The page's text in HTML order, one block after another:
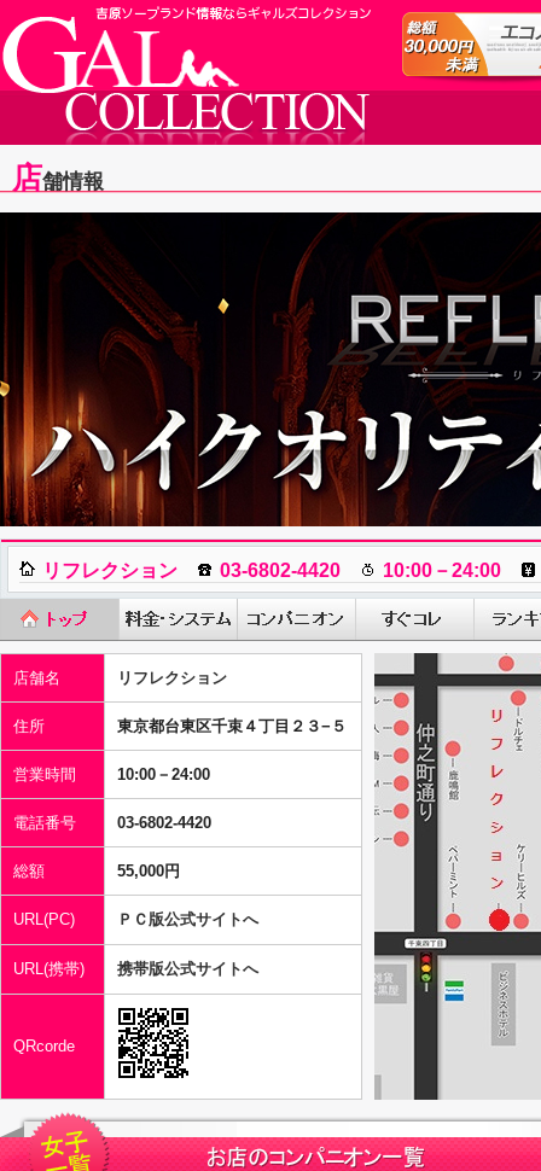
店舗情報
リフレクション 03-6802-4420 10:00－24:00
店舗名 リフレクション
住所 東京都台東区千束４丁目２３−５
営業時間 10:00－24:00
電話番号 03-6802-4420
総額 55,000円
URL(PC) ＰＣ版公式サイトへ
URL(携帯) 携帯版公式サイトへ
QRcorde